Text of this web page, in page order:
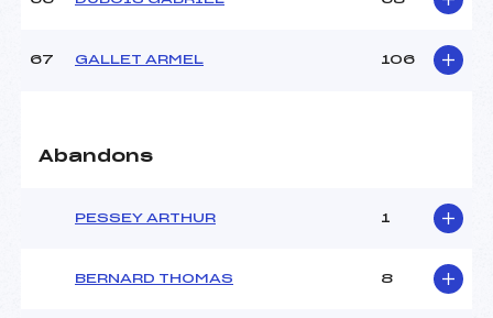
67 GALLET ARMEL 106
Abandons
PESSEY ARTHUR 1
BERNARD THOMAS 8